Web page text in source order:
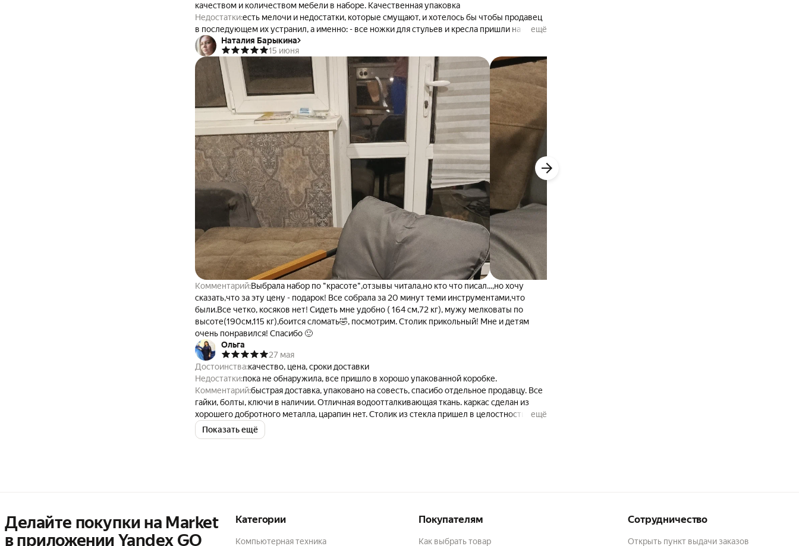
качеством и количеством мебели в наборе. Качественная упаковка
Недостатки:есть мелочи и недостатки, которые смущают, и хотелось бы чтобы продавец
в последующем их устранил, а именно: - все ножки для стульев и кресла пришли на одну
сторону, все были правые, левой не было ни одной (производственные "вмятины" для
болта идут все с одной стороны); - на подлокотнике одна деревянная рейка была не
прикручена - просверленные отверстия с завода были с браком, в них вкрутить ничего не
получилось, пришлось рядом сверлить другие, соответственно рейка немного смещена в
сторону относительно другой рейки на другом подлокотнике; -местами в краске были
крапинки, т.е. покрасили с мусором, мелочь, но все же; также возникает вопрос
относительно нагрузки на кресло - в гарантийном талоне заявлена нагрузка до 100 кг,
вместе с тем в карточке товара указана намного больше
Комментарий:5 звёзд поставил заочно, хочется чтобы за такую цену не было подобных
недостатков. в любом случае мебель оставили себе, и остались ей довольны. будет
стоять под открытым небом, надеюсь, что деревянные подлокотники от влаги не скоро
испортятся. Вместе с тем стоит отметить, что анализируя конкурентов, понимаешь, что
за такую цену подобное вообще ничего не возьмешь. Рекомендую к покупке
ещё
Наталия Барыкина
15 июня
Комментарий:Выбрала набор по "красоте",отзывы читала,но кто что писал...,но хочу
сказать,что за эту цену - подарок! Все собрала за 20 минут теми инструментами,что
были.Все четко, косяков нет! Сидеть мне удобно ( 164 см,72 кг), мужу мелковаты по
высоте(190см,115 кг),боится сломать🤣, посмотрим. Столик прикольный! Мне и детям
очень понравился! Спасибо 🙂
Ольга
27 мая
Достоинства:качество, цена, сроки доставки
Недостатки:пока не обнаружила, все пришло в хорошо упакованной коробке.
Комментарий:быстрая доставка, упаковано на совесть, спасибо отдельное продавцу. Все
гайки, болты, ключи в наличии. Отличная водоотталкивающая ткань. каркас сделан из
хорошего добротного металла, царапин нет. Столик из стекла пришел в целостности,
чему я Очень рада. к покупке рекомендую.
ещё
Показать ещё
Делайте покупки на Market
в приложении Yandex GO
Категории
Компьютерная техника
Покупателям
Как выбрать товар
Сотрудничество
Открыть пункт выдачи заказов